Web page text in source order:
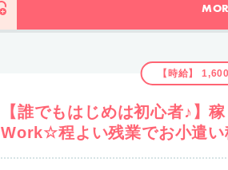
【時給】
【誰でもはじめは初心者♪】
Work☆程よい残業でお小遣い